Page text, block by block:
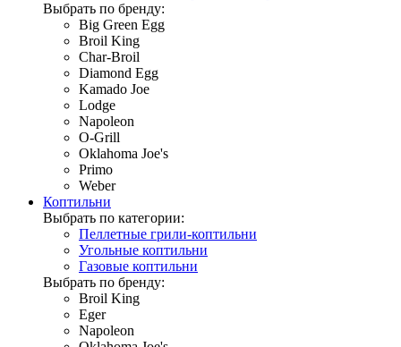
Выбрать по бренду:
Big Green Egg
Broil King
Char-Broil
Diamond Egg
Kamado Joe
Lodge
Napoleon
O-Grill
Oklahoma Joe's
Primo
Weber
Коптильни
Выбрать по категории:
Пеллетные грили-коптильни
Угольные коптильни
Газовые коптильни
Выбрать по бренду:
Broil King
Eger
Napoleon